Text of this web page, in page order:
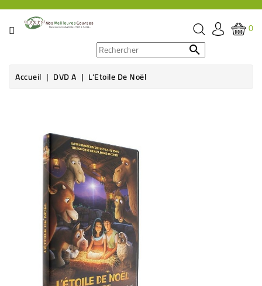
CATÉGORIE
ÉPICERIE
BOISSON
0

Accueil DVD A
L'Etoile De Noël